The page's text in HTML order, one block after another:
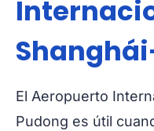
El Aeropuerto
Pudong es útil